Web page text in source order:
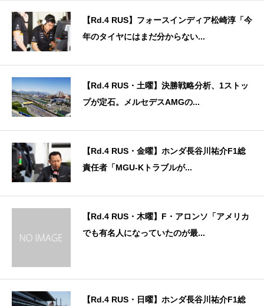
【Rd.4 RUS】フォースインディア松崎淳「今
年のタイヤにはまだ分からない...
【Rd.4 RUS・土曜】決勝戦略分析、1ストッ
プが定石。メルセデスAMGの...
【Rd.4 RUS・金曜】ホンダ長谷川祐介F1総
責任者「MGU-Kトラブルが...
【Rd.4 RUS・木曜】F・アロンソ「アメリカ
でも有名人になっていたのが最...
【Rd.4 RUS・日曜】ホンダ長谷川祐介F1総